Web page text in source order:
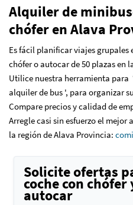
Alquiler de
chófer en Alava
Es fácil planificar viajes
chófer o autocar de 50 plazas en
Utilice nuestra herramienta para
alquiler de bus ', para organizar
Compare precios y calidad de
Arregle casi sin esfuerzo el mejor
la región de Alava Provincia:
Solicite ofertas
coche con
autocar